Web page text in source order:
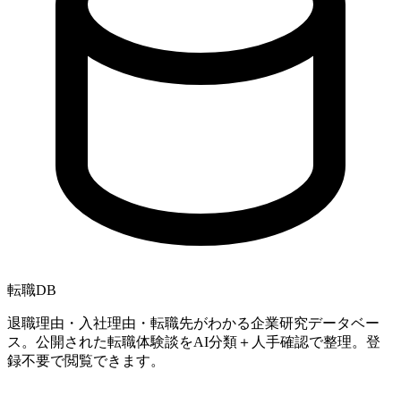
転職DB
退職理由・入社理由・転職先がわかる企業研究データベー
ス。公開された転職体験談をAI分類＋人手確認で整理。登
録不要で閲覧できます。